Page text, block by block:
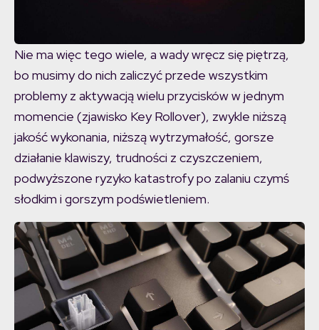
Nie ma więc tego wiele, a wady wręcz się piętrzą,
bo musimy do nich zaliczyć przede wszystkim
problemy z aktywacją wielu przycisków w jednym
momencie (zjawisko Key Rollover), zwykle niższą
jakość wykonania, niższą wytrzymałość, gorsze
działanie klawiszy, trudności z czyszczeniem,
podwyższone ryzyko katastrofy po zalaniu czymś
słodkim i gorszym podświetleniem.